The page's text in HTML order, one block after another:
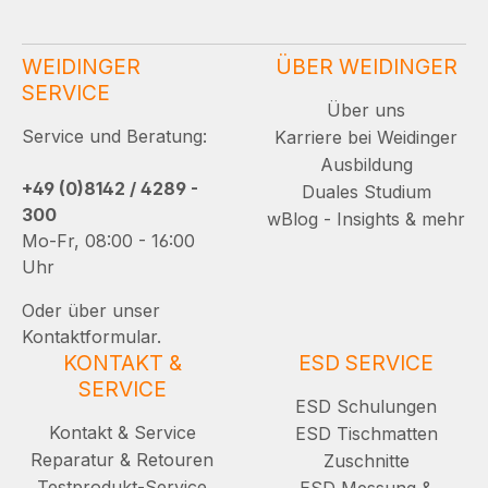
WEIDINGER
SERVICE
Service und Beratung:
+49 (0)8142 / 4289 -
300
Mo-Fr, 08:00 - 16:00
Uhr
Oder über unser
Kontaktformular.
ÜBER WEIDINGER
Über uns
Karriere bei Weidinger
Ausbildung
Duales Studium
wBlog - Insights & mehr
KONTAKT &
SERVICE
Kontakt & Service
Reparatur & Retouren
ESD SERVICE
ESD Schulungen
ESD Tischmatten
Zuschnitte